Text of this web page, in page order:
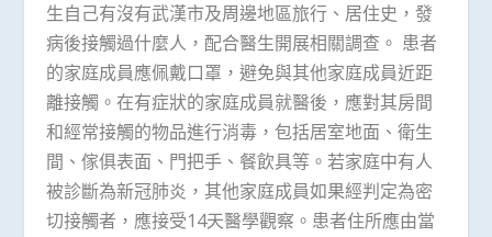
生自己有沒有武漢市及周邊地區旅行、居住史，發
病後接觸過什麼人，配合醫生開展相關調查。 患者
的家庭成員應佩戴口罩，避免與其他家庭成員近距
離接觸。在有症狀的家庭成員就醫後，應對其房間
和經常接觸的物品進行消毒，包括居室地面、衛生
間、傢俱表面、門把手、餐飲具等。若家庭中有人
被診斷為新冠肺炎，其他家庭成員如果經判定為密
切接觸者，應接受14天醫學觀察。患者住所應由當